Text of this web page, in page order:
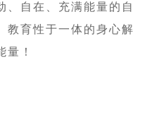
、自在、充满能量的自
教育性于一体的身心解
！